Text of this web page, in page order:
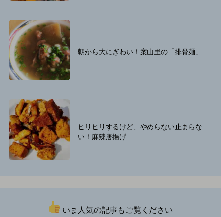
朝から大にぎわい！案山里の「排骨麺」
ヒリヒリするけど、やめらない止まらな
い！麻辣唐揚げ
いま人気の記事もご覧ください